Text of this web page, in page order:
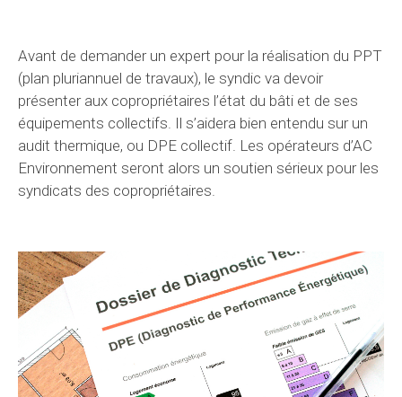
Avant de demander un expert pour la réalisation du PPT
(plan pluriannuel de travaux), le syndic va devoir
présenter aux copropriétaires l’état du bâti et de ses
équipements collectifs. Il s’aidera bien entendu sur un
audit thermique, ou DPE collectif. Les opérateurs d’AC
Environnement seront alors un soutien sérieux pour les
syndicats des copropriétaires.